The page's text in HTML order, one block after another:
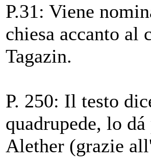
P.31: Viene
chiesa accanto
Tagazin.
P. 250: Il testo
quadrupede, lo
Alether (grazie